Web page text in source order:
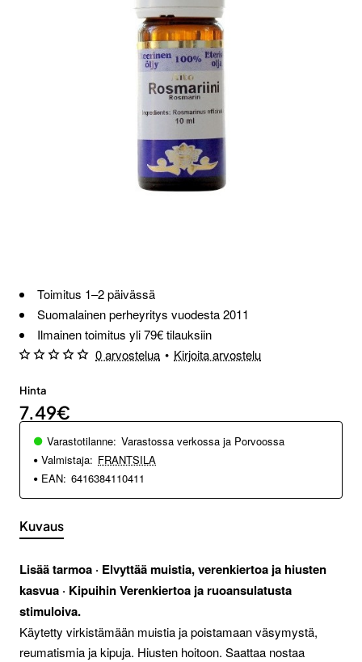
Toimitus 1–2 päivässä
Suomalainen perheyritys vuodesta 2011
Ilmainen toimitus yli 79€ tilauksiin
0 arvostelua • Kirjoita arvostelu
Hinta
7.49€
Varastotilanne: Varastossa verkossa ja Porvoossa
Valmistaja: FRANTSILA
EAN: 6416384110411
Kuvaus
Lisää tarmoa · Elvyttää muistia, verenkiertoa ja hiusten
kasvua · Kipuihin Verenkiertoa ja ruoansulatusta
stimuloiva.
Käytetty virkistämään muistia ja poistamaan väsymystä,
reumatismia ja kipuja. Hiusten hoitoon. Saattaa nostaa